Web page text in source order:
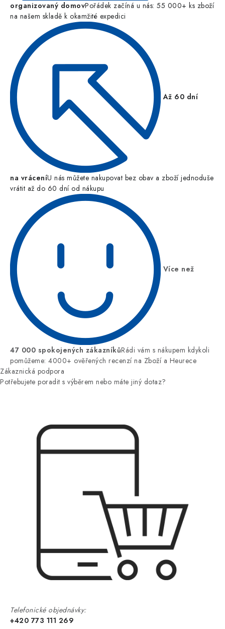
organizovaný domovPořádek začíná u nás: 55 000+ ks zboží
na našem skladě k okamžité expedici
Až 60 dní
na vráceníU nás můžete nakupovat bez obav a zboží jednoduše
vrátit až do 60 dní od nákupu
Více než
47 000 spokojených zákazníkůRádi vám s nákupem kdykoli
pomůžeme: 4000+ ověřených recenzí na Zboží a Heurece
Zákaznická podpora
Potřebujete poradit s výběrem nebo máte jiný dotaz?
Telefonické objednávky:
+420 773 111 269